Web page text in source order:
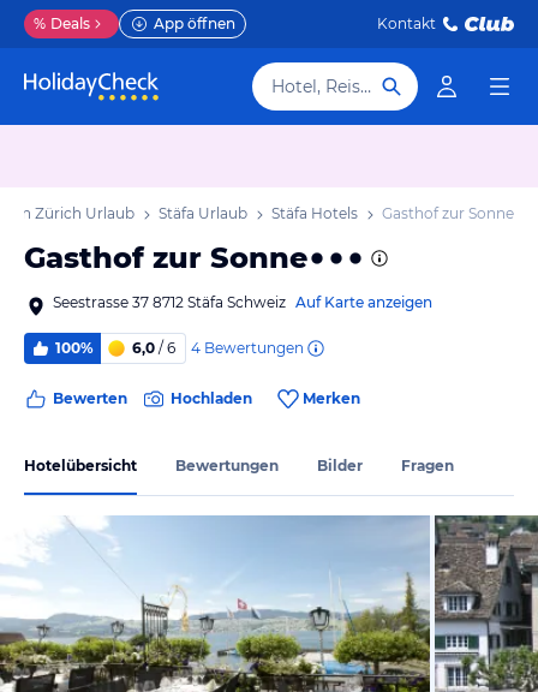
% Deals App öffnen Kontakt
Hotel, Reiseziel
Zürich Urlaub Stäfa Urlaub Stäfa Hotels Gasthof zur Sonne
Gasthof zur Sonne
Seestrasse 37 8712 Stäfa Schweiz Auf Karte anzeigen
100% 6,0 / 6 4 Bewertungen
Bewerten Hochladen Merken
Hotelübersicht Bewertungen Bilder Fragen